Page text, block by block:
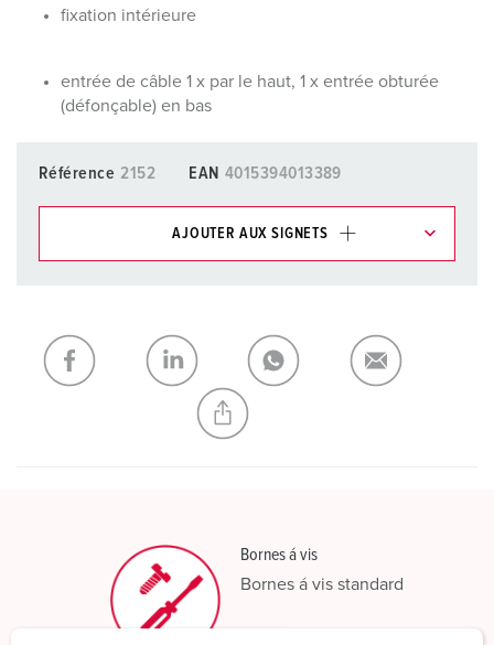
fixation intérieure
entrée de câble 1 x par le haut, 1 x entrée obturée
(défonçable) en bas
Référence 2152 EAN 4015394013389
AJOUTER AUX SIGNETS
Ma liste AJOUTER
CRÉER UNE NOUVELLE LISTE
Bornes á vis
Bornes á vis standard